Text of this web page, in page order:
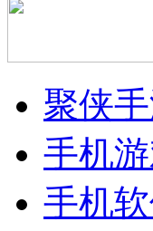
聚侠
手机
手机